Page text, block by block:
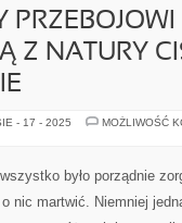
Z NATURY
- 17 - 2025
MOŻLIWOŚĆ
było porządnie
nic martwić. Niemniej